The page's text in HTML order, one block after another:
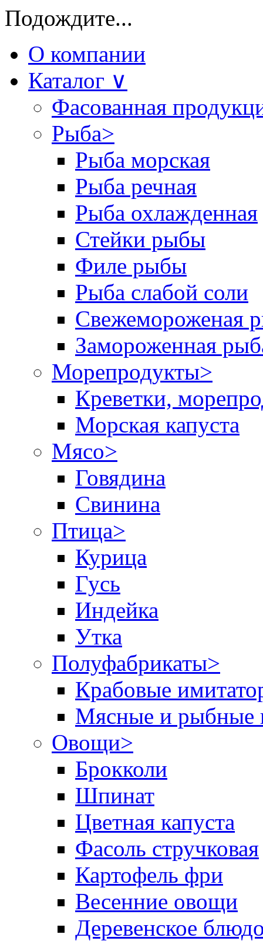
Подождите...
О компании
Каталог ∨
Фасованная
Рыба>
Рыба морская
Рыба речная
Рыба охлажденная
Стейки рыбы
Филе рыбы
Рыба слабой соли
Свежемороженая
Замороженная
Морепродукты>
Креветки,
Морская капуста
Мясо>
Говядина
Свинина
Птица>
Курица
Гусь
Индейка
Утка
Полуфабрикаты>
Крабовые
Мясные и рыбные
Овощи>
Брокколи
Шпинат
Цветная капуста
Фасоль стручковая
Картофель фри
Весенние овощи
Деревенское